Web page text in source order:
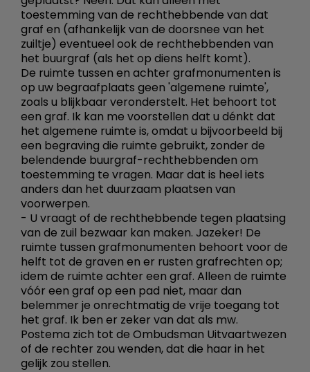
toestemming van de rechthebbende van dat
graf en (afhankelijk van de doorsnee van het
zuiltje) eventueel ook de rechthebbenden van
het buurgraf (als het op diens helft komt).
De ruimte tussen en achter grafmonumenten is
op uw begraafplaats geen 'algemene ruimte',
zoals u blijkbaar veronderstelt. Het behoort tot
een graf. Ik kan me voorstellen dat u dénkt dat
het algemene ruimte is, omdat u bijvoorbeeld bij
een begraving die ruimte gebruikt, zonder de
belendende buurgraf-rechthebbenden om
toestemming te vragen. Maar dat is heel iets
anders dan het duurzaam plaatsen van
voorwerpen.
- U vraagt of de rechthebbende tegen plaatsing
van de zuil bezwaar kan maken. Jazeker! De
ruimte tussen grafmonumenten behoort voor de
helft tot de graven en er rusten grafrechten op;
idem de ruimte achter een graf. Alleen de ruimte
vóór een graf op een pad niet, maar dan
belemmer je onrechtmatig de vrije toegang tot
het graf. Ik ben er zeker van dat als mw.
Postema zich tot de Ombudsman Uitvaartwezen
of de rechter zou wenden, dat die haar in het
gelijk zou stellen.